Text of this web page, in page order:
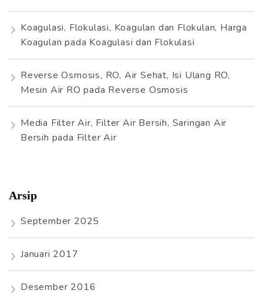
Koagulasi, Flokulasi, Koagulan dan Flokulan, Harga
Koagulan pada Koagulasi dan Flokulasi
Reverse Osmosis, RO, Air Sehat, Isi Ulang RO,
Mesin Air RO pada Reverse Osmosis
Media Filter Air, Filter Air Bersih, Saringan Air
Bersih pada Filter Air
Arsip
September 2025
Januari 2017
Desember 2016